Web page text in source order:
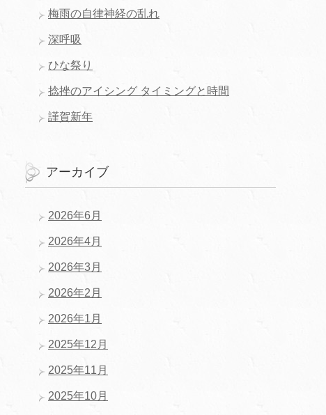
梅雨の自律神経の乱れ
深呼吸
ひな祭り
捻挫のアイシング タイミングと時間
謹賀新年
アーカイブ
2026年6月
2026年4月
2026年3月
2026年2月
2026年1月
2025年12月
2025年11月
2025年10月